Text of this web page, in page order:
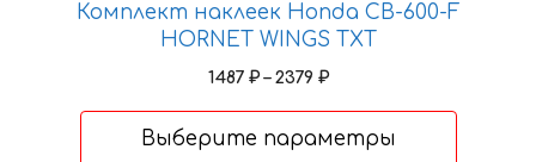
Комплект наклеек Honda CB-600-F
HORNET WINGS TXT
1487 ₽ – 2379 ₽Диапазон
–
Выберите параметры
выбрать